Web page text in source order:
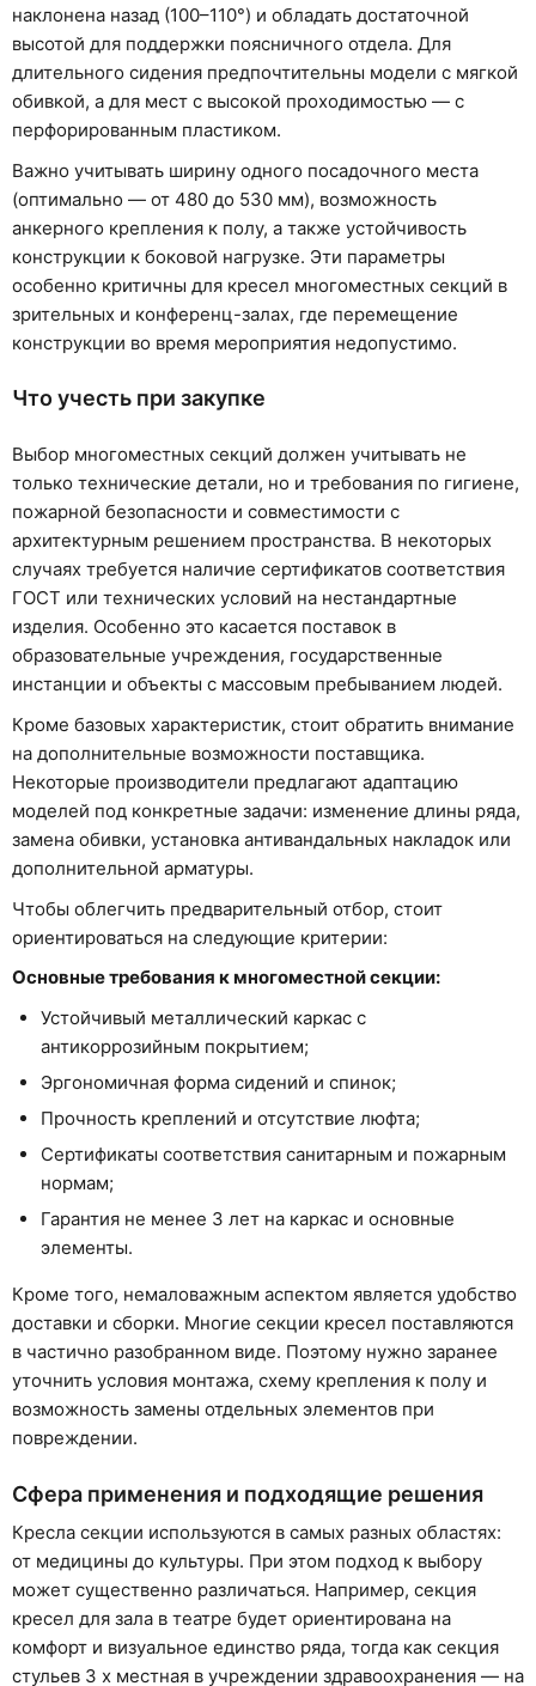
наклонена назад (100–110°) и обладать достаточной
высотой для поддержки поясничного отдела. Для
длительного сидения предпочтительны модели с мягкой
обивкой, а для мест с высокой проходимостью — с
перфорированным пластиком.
Важно учитывать ширину одного посадочного места
(оптимально — от 480 до 530 мм), возможность
анкерного крепления к полу, а также устойчивость
конструкции к боковой нагрузке. Эти параметры
особенно критичны для кресел многоместных секций в
зрительных и конференц-залах, где перемещение
конструкции во время мероприятия недопустимо.
Что учесть при закупке
Выбор многоместных секций должен учитывать не
только технические детали, но и требования по гигиене,
пожарной безопасности и совместимости с
архитектурным решением пространства. В некоторых
случаях требуется наличие сертификатов соответствия
ГОСТ или технических условий на нестандартные
изделия. Особенно это касается поставок в
образовательные учреждения, государственные
инстанции и объекты с массовым пребыванием людей.
Кроме базовых характеристик, стоит обратить внимание
на дополнительные возможности поставщика.
Некоторые производители предлагают адаптацию
моделей под конкретные задачи: изменение длины ряда,
замена обивки, установка антивандальных накладок или
дополнительной арматуры.
Чтобы облегчить предварительный отбор, стоит
ориентироваться на следующие критерии:
Основные требования к многоместной секции:
Устойчивый металлический каркас с
антикоррозийным покрытием;
Эргономичная форма сидений и спинок;
Прочность креплений и отсутствие люфта;
Сертификаты соответствия санитарным и пожарным
нормам;
Гарантия не менее 3 лет на каркас и основные
элементы.
Кроме того, немаловажным аспектом является удобство
доставки и сборки. Многие секции кресел поставляются
в частично разобранном виде. Поэтому нужно заранее
уточнить условия монтажа, схему крепления к полу и
возможность замены отдельных элементов при
повреждении.
Сфера применения и подходящие решения
Кресла секции используются в самых разных областях:
от медицины до культуры. При этом подход к выбору
может существенно различаться. Например, секция
кресел для зала в театре будет ориентирована на
комфорт и визуальное единство ряда, тогда как секция
стульев 3 х местная в учреждении здравоохранения — на